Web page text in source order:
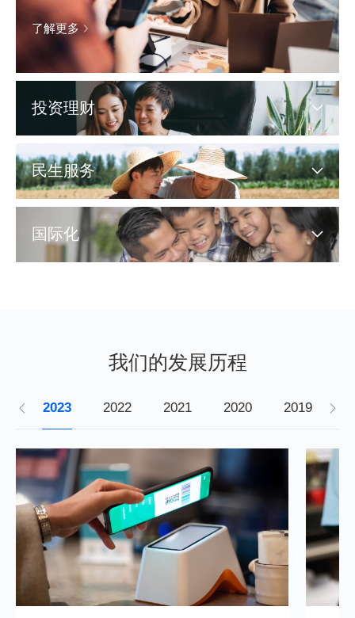
了解更多
投资理财
民生服务
国际化
我们的发展历程
2023 2022 2021 2020 2019